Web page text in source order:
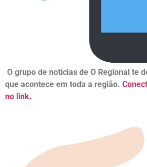
O grupo de notícias de O Regional te
que acontece em toda a região.
no link.